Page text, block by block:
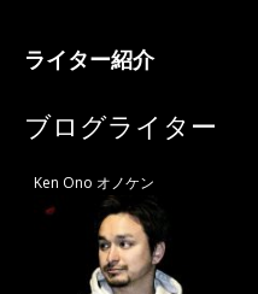
ライター紹介
ブログライター
Ken Ono オノケン